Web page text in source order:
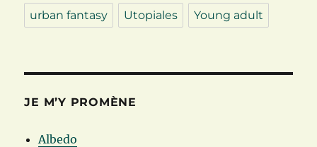
urban fantasy Utopiales Young adult
JE M’Y PROMÈNE
Albedo